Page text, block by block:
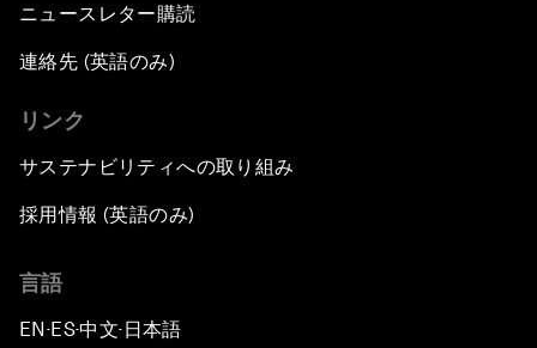
ニュースレター購読
連絡先 (英語のみ)
リンク
サステナビリティへの取り組み
採用情報 (英語のみ)
言語
EN ▪ES▪中文▪ 日本語